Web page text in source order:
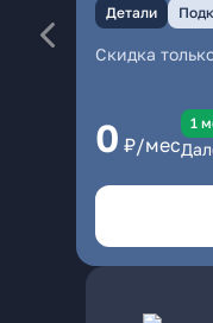
Детали
Скидка
0 ₽/мес
1